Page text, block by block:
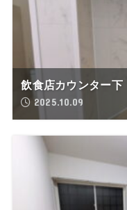
飲食店カウンター
2025.10.09